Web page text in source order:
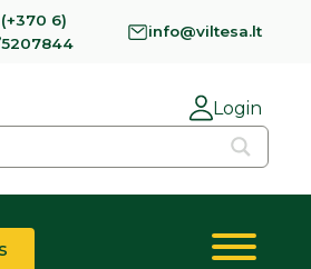
(+370 6)
5207844
info@viltesa.lt
Login